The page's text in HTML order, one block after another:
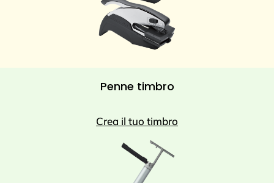
Penne timbro
Crea il tuo timbro